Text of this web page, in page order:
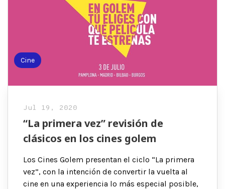
Cine
Jul 19, 2020
“La primera vez” revisión de
clásicos en los cines golem
Los Cines Golem presentan el ciclo “La primera
vez”, con la intención de convertir la vuelta al
cine en una experiencia lo más especial posible,